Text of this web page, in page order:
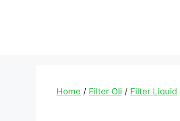
Home / Filter Oli / Filter Liquid